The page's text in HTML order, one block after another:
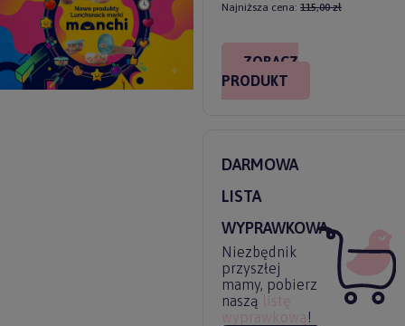
Najniższa cena: 115,00 zł
ZOBACZ
PRODUKT
DARMOWA
LISTA
WYPRAWKOWA
Niezbędnik
przyszłej
mamy, pobierz
naszą
listę
wyprawkową !